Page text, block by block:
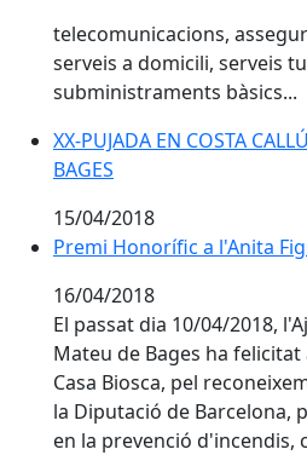
telecomunicacions,
serveis a domicili, serveis
subministraments bàsics...
XX-PUJADA EN COSTA
BAGES
15/04/2018
Premi Honorífic a l'Anita
Premi Honorífic a l'Anita
16/04/2018
El passat dia 10/04/2018,
Mateu de Bages ha felicitat
Casa Biosca, pel
la Diputació de Barcelona,
en la prevenció d'incendis,